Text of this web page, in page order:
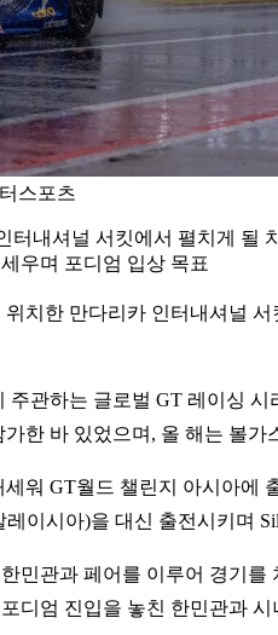
스포츠
터내셔널 서킷에서 펼치게 될
우며 포디엄 입상 목표
치한 만다리카 인터내셔널
주관하는 글로벌 GT 레이싱
한 바 있었으며, 올 해는 볼
워 GT월드 챌린지 아시아
이시아)을 대신 출전시키며
민관과 페어를 이루어 경기
디엄 진입을 놓친 한민관과